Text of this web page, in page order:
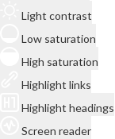
Light contrast
Low saturation
High saturation
Highlight links
Highlight headings
Screen reader